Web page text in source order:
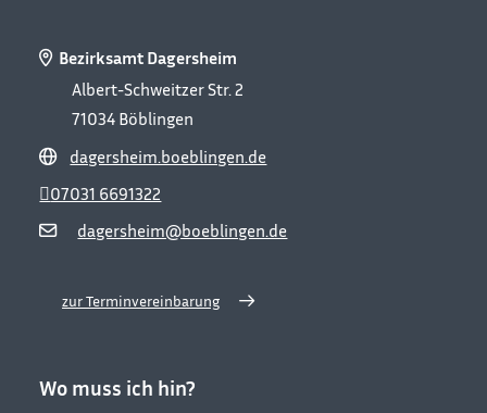
Bezirksamt Dagersheim
Albert-Schweitzer Str. 2
71034 Böblingen
dagersheim.boeblingen.de
dagersheim@boeblingen.de
07031 6691322
zur Terminvereinbarung
Wo muss ich hin?